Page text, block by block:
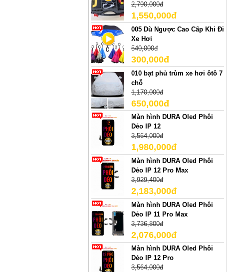
2,790,000đ
1,550,000đ
005 Dù Ngược Cao Cấp Khi Đi
Xe Hơi
540,000đ
300,000đ
010 bạt phủ trùm xe hơi ôtô 7
chỗ
1,170,000đ
650,000đ
Màn hình DURA Oled Phôi
Dẻo IP 12
3,564,000đ
1,980,000đ
Màn hình DURA Oled Phôi
Dẻo IP 12 Pro Max
3,929,400đ
2,183,000đ
Màn hình DURA Oled Phôi
Dẻo IP 11 Pro Max
3,736,800đ
2,076,000đ
Màn hình DURA Oled Phôi
Dẻo IP 12 Pro
3,564,000đ